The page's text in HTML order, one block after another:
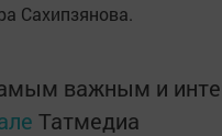
Сахипзянова.
важным и
Татмедиа